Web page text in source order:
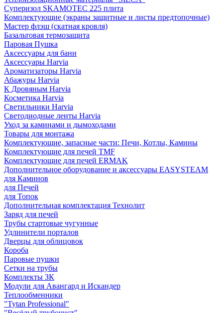
Суперизол SKAMOTEC 225 плита
Комплектующие (экраны защитные и листы предтопочные)
Мастер флэш (скатная кровля)
Базальтовая термозащита
Паровая Пушка
Аксессуары для бани
Аксессуары Harvia
Ароматизаторы Harvia
Абажуры Harvia
К Дровяным Harvia
Косметика Harvia
Светильники Harvia
Светодиодные ленты Harvia
Уход за каминами и дымоходами
Товары для монтажа
Комплектующие, запасные части: Печи, Котлы, Камины
Комплектующие для печей TMF
Комплектующие для печей ERMAK
Дополнительное оборудование и аксессуары EASYSTEAM
для Каминов
для Печей
для Топок
Дополнительная комплектация Технолит
Заряд для печей
Трубы стартовые чугунные
Удлинители порталов
Дверцы для облицовок
Короба
Паровые пушки
Сетки на трубы
Комплекты ЗК
Модули для Авангард и Искандер
Теплообменники
"Tytan Professional"